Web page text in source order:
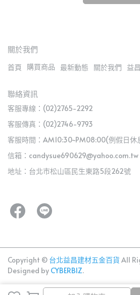
關於我們
首頁 購買商品 最新動態 關於我們 益
聯絡資訊
客服專線：(02)2765-2292
客服傳真：(02)2746-9793
客服時間：AM10:30~PM08:00(例假日休
信箱：candysue690629@yahoo.com.tw
地址：台北市松山區民生東路5段262號
Copyright © 台北益昌建材五金百貨 All
Designed by CYBERBIZ.